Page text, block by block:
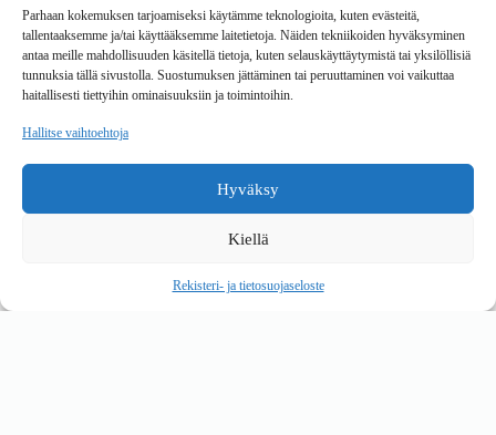
Parhaan kokemuksen tarjoamiseksi käytämme teknologioita, kuten evästeitä,
tallentaaksemme ja/tai käyttääksemme laitetietoja. Näiden tekniikoiden hyväksyminen
antaa meille mahdollisuuden käsitellä tietoja, kuten selauskäyttäytymistä tai yksilöllisiä
tunnuksia tällä sivustolla. Suostumuksen jättäminen tai peruuttaminen voi vaikuttaa
haitallisesti tiettyihin ominaisuuksiin ja toimintoihin.
Hallitse vaihtoehtoja
Hyväksy
Kiellä
Rekisteri- ja tietosuojaseloste
Toimitustavat
Maksutavat
Vaihto ja palautus
Reklamaatiot
Copyright © 2026 Kalustepaikka